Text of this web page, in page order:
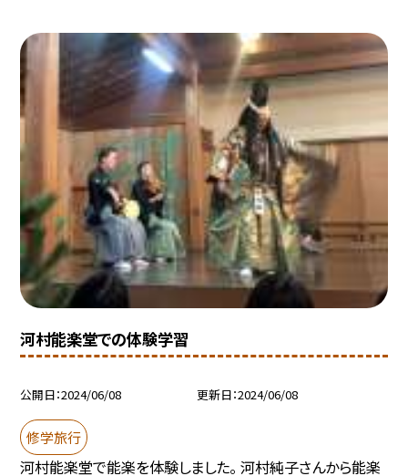
河村能楽堂での体験学習
公開日 2024/06/08 更新日 2024/06/08
修学旅行
河村能楽堂で能楽を体験しました。 河村純子さんから能楽